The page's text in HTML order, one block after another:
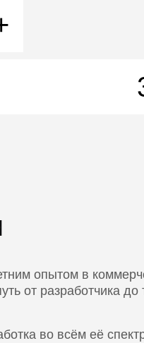
опытом в
от разработчика
во всём её